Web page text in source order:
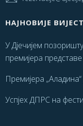
НАЈНОВИЈЕ
У Дјечијем
премијера
Премијера
Успјех ДПРС на